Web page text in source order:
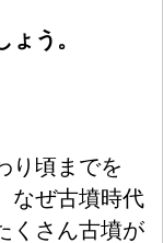
ょう。
り 頃までを
なぜ古墳時代
くさん古墳が